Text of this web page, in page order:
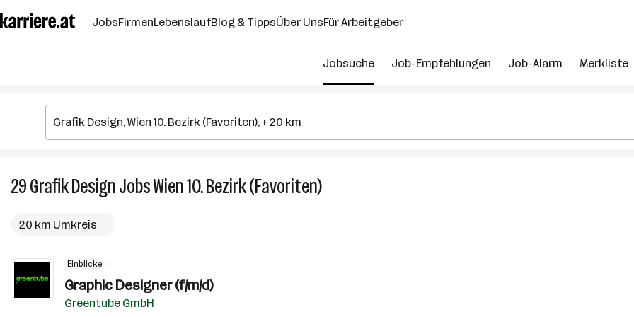
Seiteninhalt
springen
JobsFirmenLebenslaufBlog & TippsÜber UnsFür Arbeitgeber
Jobsuche Job-Empfehlungen Job-Alarm Merkliste
29Grafik DesignJobsWien 10. Bezirk (Favoriten)29
20 km Umkreis
Einblicke
Graphic Designer (f/m/d)
Greentube GmbH